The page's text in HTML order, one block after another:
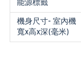
能源標籤
機身尺寸- 室內機
寬x高x深(毫米)